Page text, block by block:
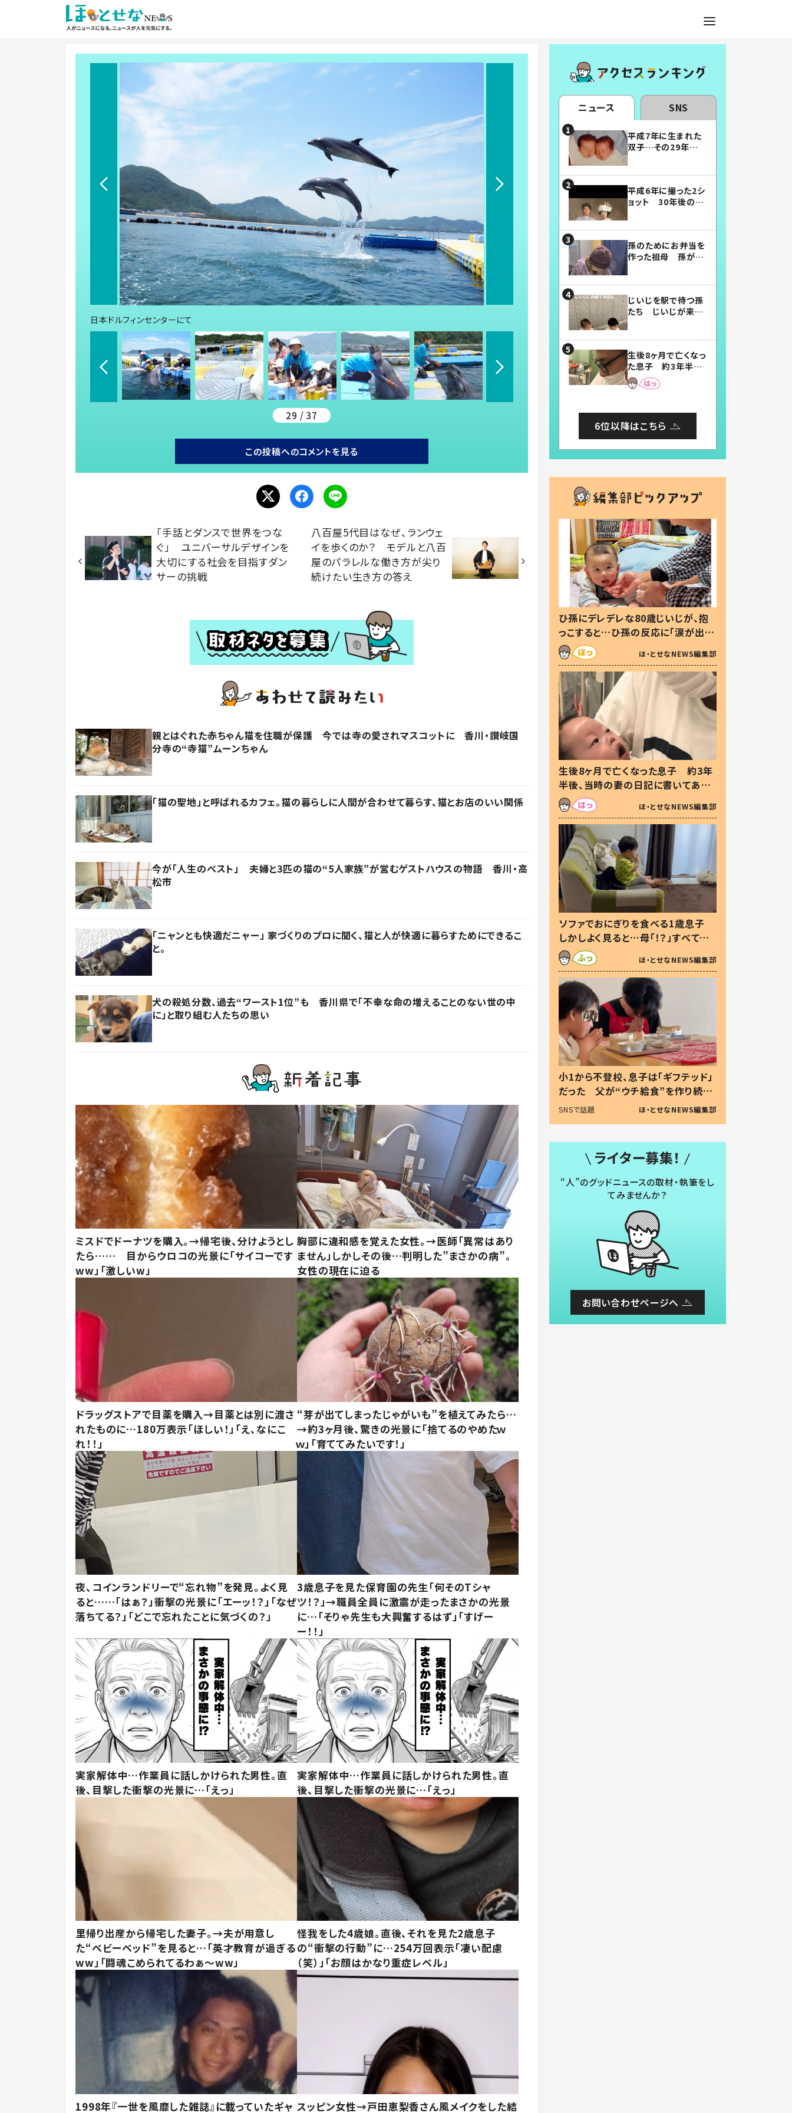
日本ドルフィンセンターにて
29 / 37
この投稿へのコメントを見る
「手話とダンスで世界をつな
ぐ」 ユニバーサルデザインを
大切にする社会を目指すダン
サーの挑戦
八百屋5代目はなぜ、ランウェ
イを歩くのか？ モデルと八百
屋のパラレルな働き方が尖り
続けたい生き方の答え
親とはぐれた赤ちゃん猫を住職が保護 今では寺の愛されマスコットに 香川・讃岐国
分寺の“寺猫”ムーンちゃん
「猫の聖地」と呼ばれるカフェ。猫の暮らしに人間が合わせて暮らす、猫とお店のいい関係
今が「人生のベスト」 夫婦と3匹の猫の“5人家族”が営むゲストハウスの物語 香川・高
松市
「ニャンとも快適だニャー」 家づくりのプロに聞く、猫と人が快適に暮らすためにできるこ
と。
犬の殺処分数、過去“ワースト1位”も 香川県で「不幸な命の増えることのない世の中
に」と取り組む人たちの思い
ミスドでドーナツを購入。→帰宅後、分けようとし
たら…… 目からウロコの光景に「サイコーです
ww」「激しいw」
胸部に違和感を覚えた女性。→医師「異常はあり
ません」しかしその後…判明した”まさかの病”。
女性の現在に迫る
ドラッグストアで目薬を購入→目薬とは別に渡さ
れたものに…180万表示「ほしい！」「え、なにこ
れ！！」
“芽が出てしまったじゃがいも”を植えてみたら…
→約3ヶ月後、驚きの光景に「捨てるのやめたｗ
ｗ」「育ててみたいです！」
夜、コインランドリーで“忘れ物”を発見。よく見
ると……「はぁ？」衝撃の光景に「エーッ！？」「なぜ
落ちてる？」「どこで忘れたことに気づくの？」
3歳息子を見た保育園の先生「何そのTシャ
ツ！？」→職員全員に激震が走ったまさかの光景
に…「そりゃ先生も大興奮するはず」「すげー
ー！！」
実家解体中…作業員に話しかけられた男性。直
後、目撃した衝撃の光景に…「えっ」
実家解体中…作業員に話しかけられた男性。直
後、目撃した衝撃の光景に…「えっ」
里帰り出産から帰宅した妻子。→夫が用意し
た“ベビーベッド”を見ると…「英才教育が過ぎる
ww」「闘魂こめられてるわぁ～ww」
怪我をした4歳娘。直後、それを見た2歳息子
の“衝撃の行動”に…254万回表示「凄い配慮
（笑）」「お顔はかなり重症レベル」
1998年『一世を風靡した雑誌』に載っていたギャ スッピン女性→戸田恵梨香さん風メイクをした結
ニュース SNS
平成7年に生まれた
双子…その29年後
平成6年に撮った2シ
ョット 30年後の姿
孫のためにお弁当を
作った祖母 孫が絶
じいじを駅で待つ孫
たち じいじが来た
まらない」「幸せにな
れる」
生後8ヶ月で亡くなっ
た息子 約3年半
後、当時の妻の日記
に書いてあった本音
6位以降はこちら
ひ孫にデレデレな80歳じいじが、抱
っこすると…ひ孫の反応に「涙が出ま
した」「可愛くて仕方ない」
ほ・とせなNEWS編集部
生後8ヶ月で亡くなった息子 約3年
半後、当時の妻の日記に書いてあっ
た本音とは
ほ・とせなNEWS編集部
ソファでおにぎりを食べる1歳息子
しかしよく見ると…母「！？」すべてを
察した母の投稿に「可愛いから許
す！」「現行犯〜」
ほ・とせなNEWS編集部
小1から不登校、息子は「ギフテッド」
だった 父が“ウチ給食”を作り続け
る理由とは #令和の親 #令和の子
SNSで話題 ほ・とせなNEWS編集部
ライター募集！
“人”のグッドニュースの取材・執筆をし
てみませんか？
お問い合わせページへ